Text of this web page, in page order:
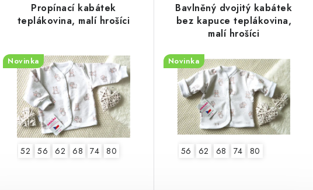
Propínací kabátek
teplákovina, malí hrošíci
Novinka
52 56 62 68 74 80
Bavlněný dvojitý kabátek
bez kapuce teplákovina,
malí hrošíci
Novinka
56 62 68 74 80